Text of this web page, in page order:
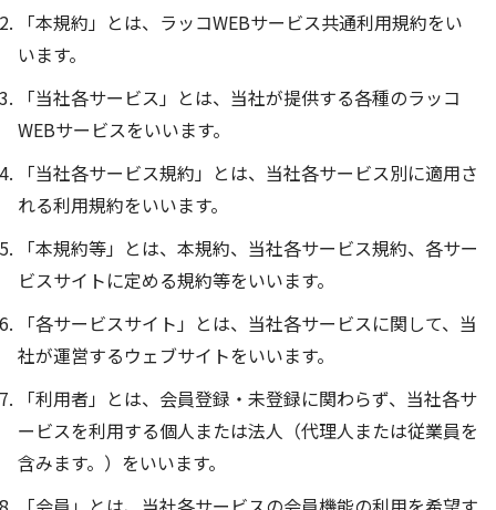
「本規約」とは、ラッコWEBサービス共通利用規約をい
います。
「当社各サービス」とは、当社が提供する各種のラッコ
WEBサービスをいいます。
「当社各サービス規約」とは、当社各サービス別に適用さ
れる利用規約をいいます。
「本規約等」とは、本規約、当社各サービス規約、各サー
ビスサイトに定める規約等をいいます。
「各サービスサイト」とは、当社各サービスに関して、当
社が運営するウェブサイトをいいます。
「利用者」とは、会員登録・未登録に関わらず、当社各サ
ービスを利用する個人または法人（代理人または従業員を
含みます。）をいいます。